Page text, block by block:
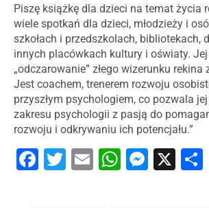
Piszę książkę dla dzieci na temat życia
wiele spotkań dla dzieci, młodzieży i
szkołach i przedszkolach, bibliotekach,
innych placówkach kultury i oświaty.
„odczarowanie” złego wizerunku rekina
Jest coachem, trenerem rozwoju
przyszłym psychologiem, co pozwala
zakresu psychologii z pasją do
rozwoju i odkrywaniu ich potencjału.”
Facebook
Twitter
EmailWhatsApp
X